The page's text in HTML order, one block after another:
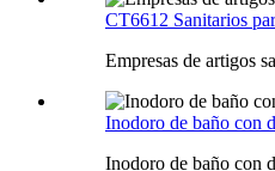
CT6612 Sanitarios
Empresas de artigos
Inodoro de baño con
Inodoro de baño con